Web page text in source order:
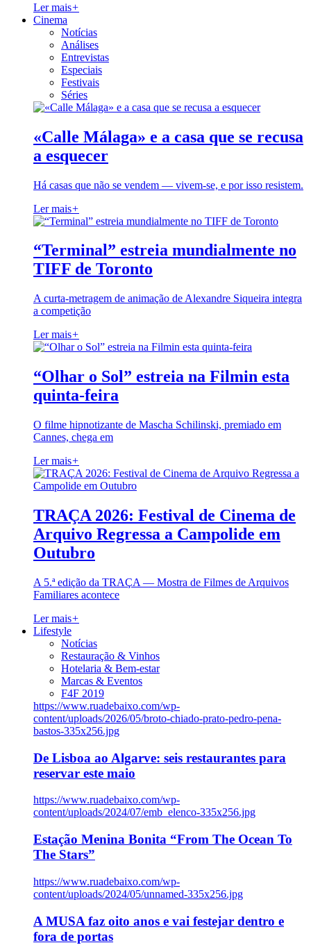
Ler mais+
Cinema
Notícias
Análises
Entrevistas
Especiais
Festivais
Séries
«Calle Málaga» e a casa que se recusa
a esquecer
Há casas que não se vendem — vivem-se, e por isso resistem.
Ler mais+
“Terminal” estreia mundialmente no
TIFF de Toronto
A curta-metragem de animação de Alexandre Siqueira integra
a competição
Ler mais+
“Olhar o Sol” estreia na Filmin esta
quinta-feira
O filme hipnotizante de Mascha Schilinski, premiado em
Cannes, chega em
Ler mais+
TRAÇA 2026: Festival de Cinema de
Arquivo Regressa a Campolide em
Outubro
A 5.ª edição da TRAÇA — Mostra de Filmes de Arquivos
Familiares acontece
Ler mais+
Lifestyle
Notícias
Restauração & Vinhos
Hotelaria & Bem-estar
Marcas & Eventos
F4F 2019
https://www.ruadebaixo.com/wp-
content/uploads/2026/05/broto-chiado-prato-pedro-pena-
bastos-335x256.jpg
De Lisboa ao Algarve: seis restaurantes para
reservar este maio
https://www.ruadebaixo.com/wp-
content/uploads/2024/07/emb_elenco-335x256.jpg
Estação Menina Bonita “From The Ocean To
The Stars”
https://www.ruadebaixo.com/wp-
content/uploads/2024/05/unnamed-335x256.jpg
A MUSA faz oito anos e vai festejar dentro e
fora de portas